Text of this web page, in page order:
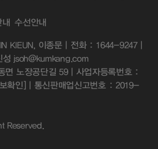
수선안내
KIEUN, 이종문 | 전화 : 1644-9247 |
jsoh@kumkang.com
면 노장공단길 59 | 사업자등록번호 :
확인] | 통신판매업신고번호 : 2019-
Reserved.